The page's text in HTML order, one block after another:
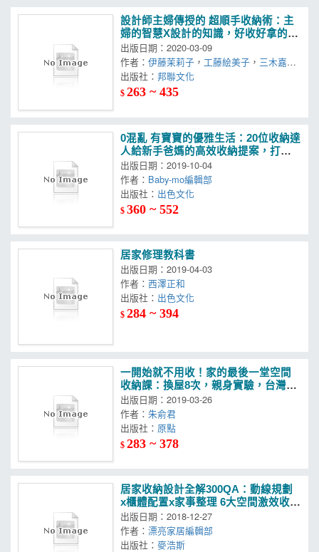
設計師主婦傳授的 超順手收納術：主
婦的智慧X設計的知識，好收好拿的收
納規劃，讓生活更舒適省力
出版日期：2020-03-09
作者：伊藤茉莉子 ， 工藤絵美子 ， 三木嘉子
出版社：
$263 ~ 435
0混亂 有寶寶的優雅生活：20位收納達
人給新手爸媽的高效收納提案，打造
不用妥協風格的幸福居家！
出版日期：2019-10-04
作者： Baby-mo編輯部
出版社：
$360 ~ 552
居家修理教科書
出版日期：2019-04-03
作者：西澤正和
出版社：
$284 ~ 394
一開始就不用收！家的最後一堂空間
收納課：換屋8次，親身實驗，台灣設
計師一定要教你的收納術與選櫃法！
（暢銷增訂版）
出版日期：2019-03-26
作者：朱俞君
出版社：
$283 ~ 378
居家收納設計全解300QA：動線規劃
x櫃體配置x家事整理 6大空間激效收納
術
出版日期：2018-12-27
作者：漂亮家居編輯部
出版社：